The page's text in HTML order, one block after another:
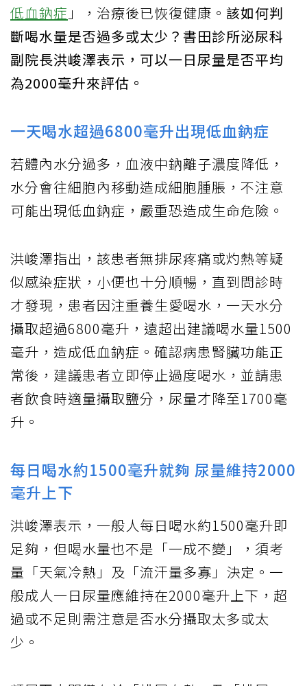
低血鈉症 」，治療後已恢復健康。 該如何判
斷喝水量是否過多或太少？書田診所泌尿科
副院長洪峻澤表示，可以一日尿量是否平均
為2000毫升來評估。
一天喝水超過6800毫升出現低血鈉症
若體內水分過多，血液中鈉離子濃度降低，
水分會往細胞內移動造成細胞腫脹，不注意
可能出現低血鈉症，嚴重恐造成生命危險。
洪峻澤指出，該患者無排尿疼痛或灼熱等疑
似感染症狀，小便也十分順暢，直到問診時
才發現，患者因注重養生愛喝水，一天水分
攝取超過6800毫升，遠超出建議喝水量1500
毫升，造成低血鈉症。確認病患腎臟功能正
常後，建議患者立即停止過度喝水，並請患
者飲食時適量攝取鹽分，尿量才降至1700毫
升。
每日喝水約1500毫升就夠 尿量維持2000
毫升上下
洪峻澤表示，一般人每日喝水約1500毫升即
足夠，但喝水量也不是「一成不變」，須考
量「天氣冷熱」及「流汗量多寡」決定。一
般成人一日尿量應維持在2000毫升上下，超
過或不足則需注意是否水分攝取太多或太
少。